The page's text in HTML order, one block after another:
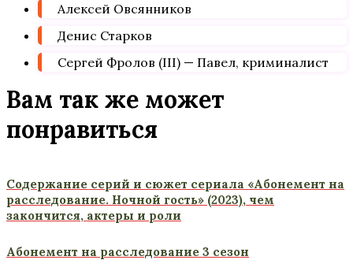
Алексей Овсянников
Денис Старков
Сергей Фролов (III) — Павел, криминалист
Вам так же может
понравиться
Содержание серий и сюжет сериала «Абонемент на
расследование. Ночной гость» (2023), чем
закончится, актеры и роли
Абонемент на расследование 3 сезон